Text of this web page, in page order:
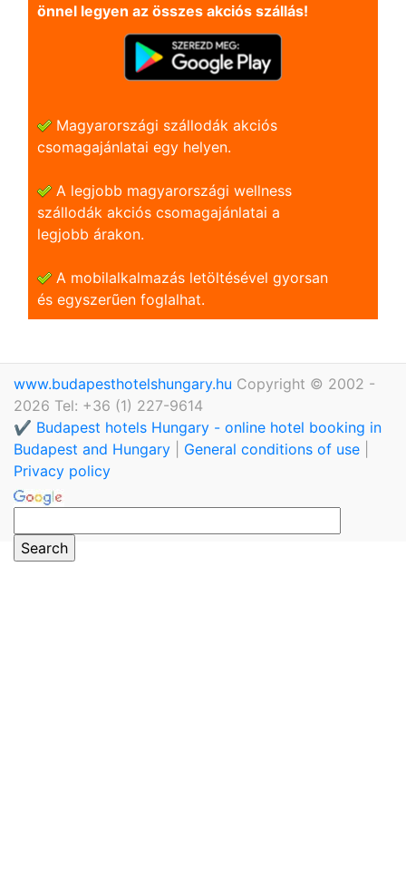
önnel legyen az összes akciós szállás!
Magyarországi szállodák akciós
csomagajánlatai egy helyen.
A legjobb magyarországi wellness
szállodák akciós csomagajánlatai a
legjobb árakon.
A mobilalkalmazás letöltésével gyorsan
és egyszerũen foglalhat.
www.budapesthotelshungary.hu Copyright © 2002 -
2026 Tel: +36 (1) 227-9614
✔️ Budapest hotels Hungary - online hotel booking in
Budapest and Hungary
General conditions of use
Privacy policy